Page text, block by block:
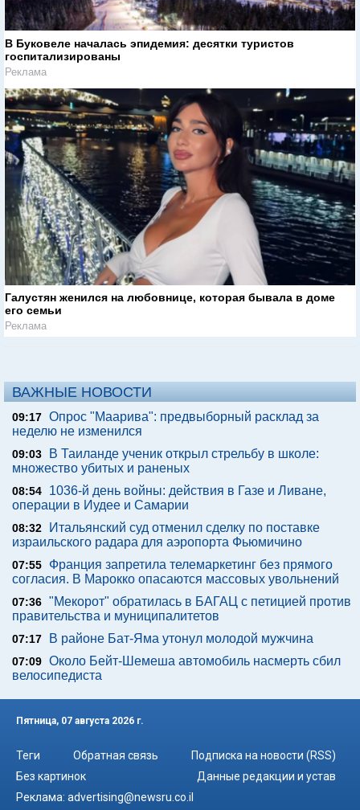
В Буковеле началась эпидемия: десятки туристов
госпитализированы
Реклама
Галустян женился на любовнице, которая бывала в доме
его семьи
Реклама
ВАЖНЫЕ НОВОСТИ
09:17 Опрос "Mаарива": предвыборный расклад за
неделю не изменился
09:03
В Таиланде ученик открыл стрельбу в школе:
множество убитых и раненых
08:54
1036-й день войны: действия в Газе и Ливане,
операции в Иудее и Самарии
08:32
Итальянский суд отменил сделку по поставке
израильского радара для аэропорта Фьюмичино
07:55
Франция запретила телемаркетинг без прямого
согласия. В Марокко опасаются массовых увольнений
07:36 "Мекорот" обратилась в БАГАЦ с петицией против
правительства и муниципалитетов
07:17 В районе Бат-Яма утонул молодой мужчина
07:09 Около Бейт-Шемеша автомобиль насмерть сбил
велосипедиста
Пятница, 07 августа 2026 г.
Теги Обратная связь
Подписка на новости (RSS)
Без картинок
Данные редакции и устав
Реклама: advertising@newsru.co.il